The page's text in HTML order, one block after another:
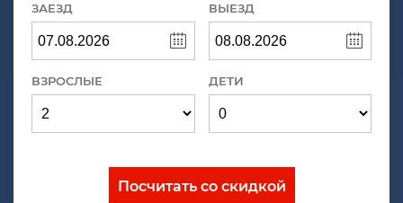
ЗАЕЗД ВЫЕЗД
ВЗРОСЛЫЕ ДЕТИ
Посчитать со скидкой